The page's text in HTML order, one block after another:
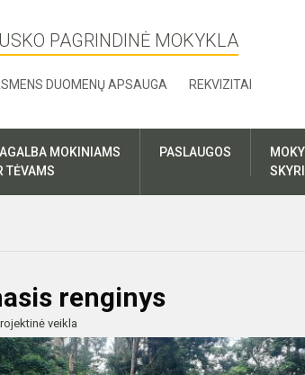
PAGRINDINĖ MOKYKLA
DUOMENŲ APSAUGA REKVIZITAI
MOKINIAMS
TĖVAMS
PASLAUGOS
renginys
veikla